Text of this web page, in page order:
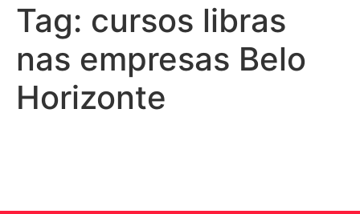
Tag: cursos libras
nas empresas Belo
Horizonte